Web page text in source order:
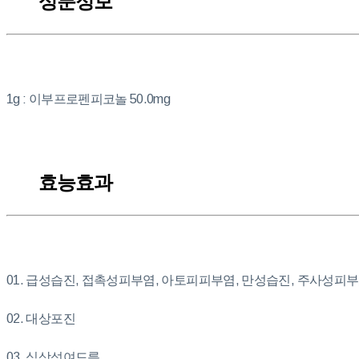
1g : 이부프로펜피코놀 50.0mg
효능효과
01. 급성습진, 접촉성피부염, 아토피피부염, 만성습진, 주사성피
02. 대상포진